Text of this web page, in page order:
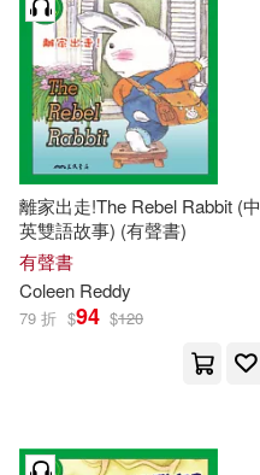
離家出走!The Rebel Rabbit (中
英雙語故事) (有聲書)
有聲書
Coleen Reddy
79 折 $94 $120